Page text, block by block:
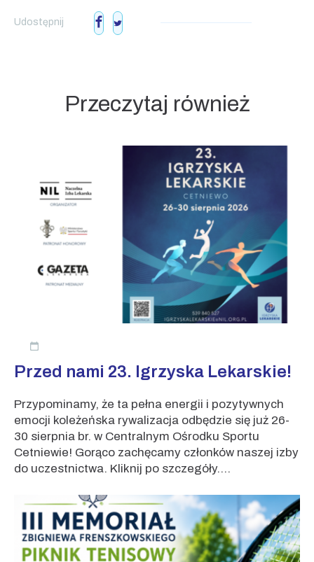
Udostępnij
Przeczytaj również
Przed nami 23. Igrzyska Lekarskie!
Przypominamy, że ta pełna energii i pozytywnych
emocji koleżeńska rywalizacja odbędzie się już 26-
30 sierpnia br. w Centralnym Ośrodku Sportu
Cetniewie! Gorąco zachęcamy członków naszej izby
do uczestnictwa. Kliknij po szczegóły....